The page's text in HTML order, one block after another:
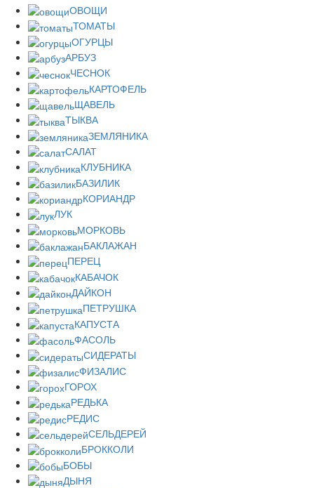
ОВОЩИ
ТОМАТЫ
ОГУРЦЫ
АРБУЗ
ЧЕСНОК
КАРТОФЕЛЬ
ЩАВЕЛЬ
ТЫКВА
ЗЕМЛЯНИКА
САЛАТ
КЛУБНИКА
БАЗИЛИК
КОРИАНДР
ЛУК
МОРКОВЬ
БАКЛАЖАН
ПЕРЕЦ
КАБАЧОК
ДАЙКОН
ПЕТРУШКА
КАПУСТА
ФАСОЛЬ
СИДЕРАТЫ
ФИЗАЛИС
ГОРОХ
РЕДЬКА
РЕДИС
СЕЛЬДЕРЕЙ
БРОККОЛИ
БОБЫ
ДЫНЯ